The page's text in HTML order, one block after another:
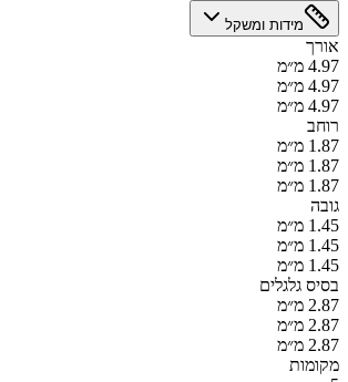
מידות ומשקל
אורך
4.97 מ״מ
4.97 מ״מ
4.97 מ״מ
רוחב
1.87 מ״מ
1.87 מ״מ
1.87 מ״מ
גובה
1.45 מ״מ
1.45 מ״מ
1.45 מ״מ
בסיס גלגלים
2.87 מ״מ
2.87 מ״מ
2.87 מ״מ
מקומות